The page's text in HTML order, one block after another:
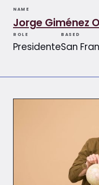
NAME
Jorge Giménez
ROLE
Presidente
BASED
San